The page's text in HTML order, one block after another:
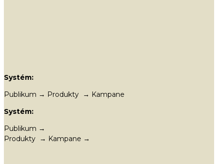
Systém:
Publikum → Produkty → Kampane
Systém:
Publikum →
Produkty → Kampane →